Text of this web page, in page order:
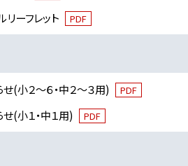
リーフレット PDF
(小２～６・中２～３用) PDF
(小１・中１用) PDF